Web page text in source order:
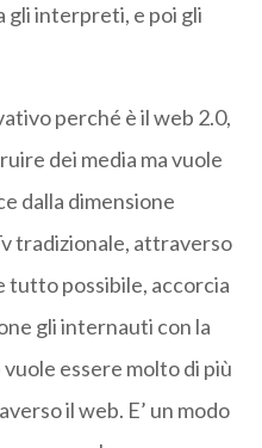
gli interpreti, e poi gli
perché è il web 2.0,
dei media ma vuole
dalla dimensione
tradizionale, attraverso
possibile, accorcia
gli internauti con la
essere molto di più
il web. E’ un modo